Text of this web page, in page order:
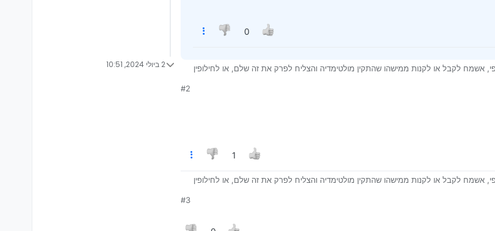
0
לקבל או לקנות ממישהו שהתקין מולטימדיה והצליח לפרק את זה שלם, או לחילופין
#2
1
לקבל או לקנות ממישהו שהתקין מולטימדיה והצליח לפרק את זה שלם, או לחילופין
#3
2 ביולי 2024, 10:51